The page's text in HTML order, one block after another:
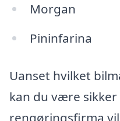
Morgan
Pininfarina
Uanset hvilket
kan du være
rengøringsfirma